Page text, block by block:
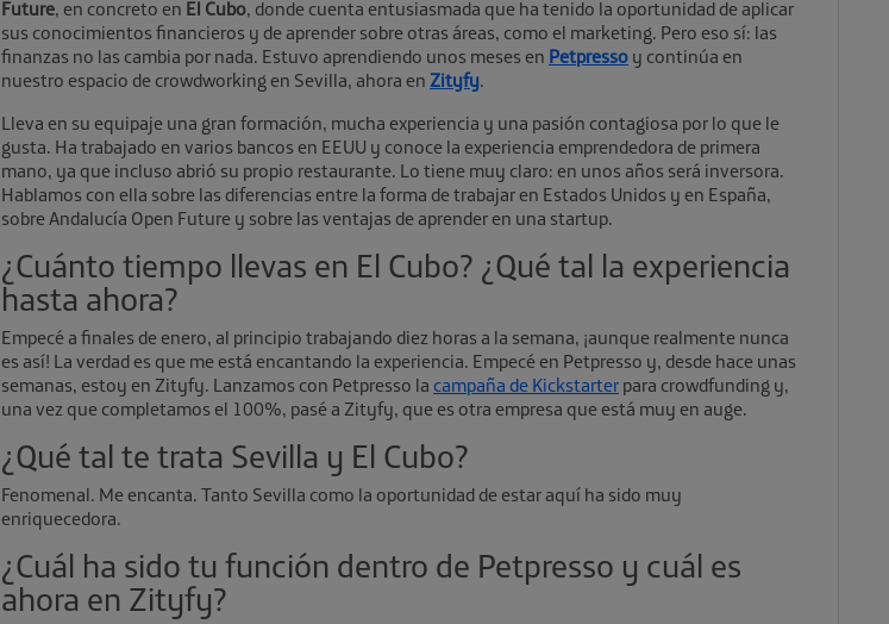
Future, en concreto en El Cubo, donde cuenta entusiasmada que ha tenido la oportunidad de aplicar
sus conocimientos financieros y de aprender sobre otras áreas, como el marketing. Pero eso sí: las
finanzas no las cambia por nada. Estuvo aprendiendo unos meses en Petpresso y continúa en
nuestro espacio de crowdworking en Sevilla, ahora en Zityfy.
Lleva en su equipaje una gran formación, mucha experiencia y una pasión contagiosa por lo que le
gusta. Ha trabajado en varios bancos en EEUU y conoce la experiencia emprendedora de primera
mano, ya que incluso abrió su propio restaurante. Lo tiene muy claro: en unos años será inversora.
Hablamos con ella sobre las diferencias entre la forma de trabajar en Estados Unidos y en España,
sobre Andalucía Open Future y sobre las ventajas de aprender en una startup.
¿Cuánto tiempo llevas en El Cubo? ¿Qué tal la experiencia
hasta ahora?
Empecé a finales de enero, al principio trabajando diez horas a la semana, ¡aunque realmente nunca
es así! La verdad es que me está encantando la experiencia. Empecé en Petpresso y, desde hace unas
semanas, estoy en Zityfy. Lanzamos con Petpresso la campaña de Kickstarter para crowdfunding y,
una vez que completamos el 100%, pasé a Zityfy, que es otra empresa que está muy en auge.
¿Qué tal te trata Sevilla y El Cubo?
Fenomenal. Me encanta. Tanto Sevilla como la oportunidad de estar aquí ha sido muy
enriquecedora.
¿Cuál ha sido tu función dentro de Petpresso y cuál es
ahora en Zityfy?